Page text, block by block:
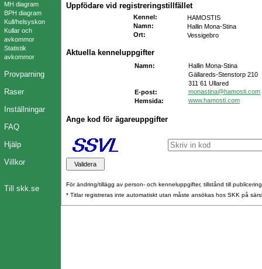
MH diagram
BPH diagram
Kull/helsyskon
Kullar och
avkommor
Statistik
avkommor
Provparning
Raser
Inställningar
FAQ
Hjälp
Villkor
Till skk.se
Uppfödare vid registreringstillfället
Kennel :
HAMOSTIS
Namn:
Hallin Mona-Stina
Ort: Vessigebro
Aktuella kenneluppgifter
Namn:
Hallin Mona-Stina
Gällareds-Stenstorp 210
311 61 Ullared
E-post:
monastina@hamosti.com
Hemsida:
www.hamosti.com
Ange kod för ägareuppgifter
För ändring/tillägg av person- och kenneluppgifter, tillstånd till
* Titlar registreras inte automatiskt utan måste ansökas hos SKK på